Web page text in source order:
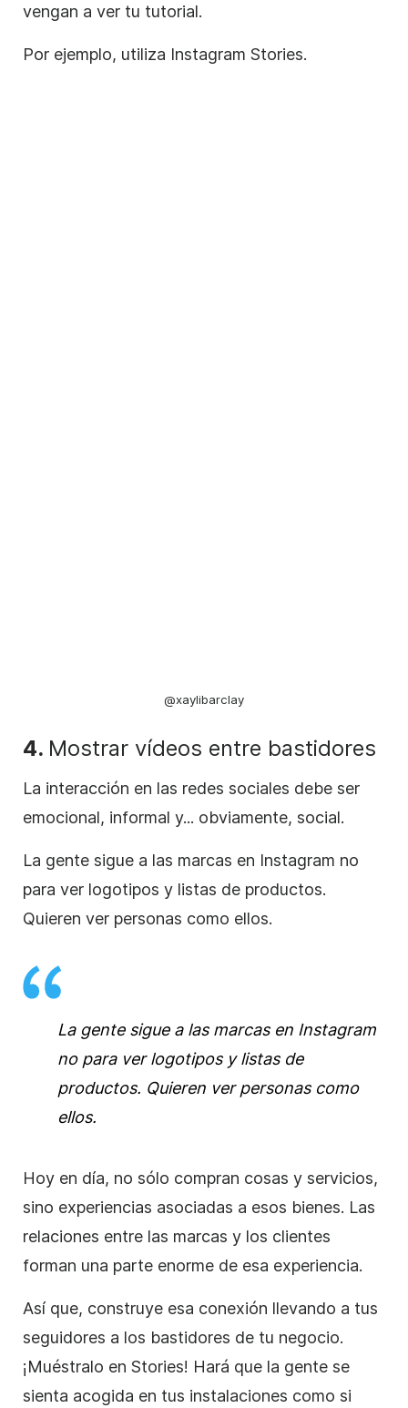
vengan a ver tu tutorial.
Por ejemplo, utiliza Instagram Stories.
@xaylibarclay
4. Mostrar vídeos entre bastidores
La interacción en las redes sociales debe ser
emocional, informal y... obviamente, social.
La gente sigue a las marcas en Instagram no
para ver logotipos y listas de productos.
Quieren ver personas como ellos.
La gente sigue a las marcas en Instagram
no para ver logotipos y listas de
productos. Quieren ver personas como
ellos.
Hoy en día, no sólo compran cosas y servicios,
sino experiencias asociadas a esos bienes. Las
relaciones entre las marcas y los clientes
forman una parte enorme de esa experiencia.
Así que, construye esa conexión llevando a tus
seguidores a los bastidores de tu negocio.
¡Muéstralo en Stories! Hará que la gente se
sienta acogida en tus instalaciones como si